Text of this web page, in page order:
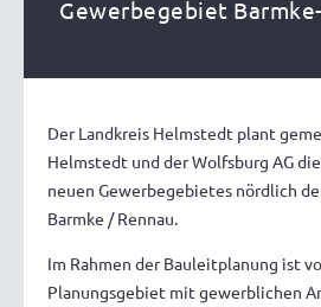
Gewerbegebiet
Der Landkreis Helmstedt plant
Helmstedt und der Wolfsburg AG
neuen Gewerbegebietes nördlich
Barmke / Rennau.
Im Rahmen der Bauleitplanung ist
Planungsgebiet mit gewerblichen